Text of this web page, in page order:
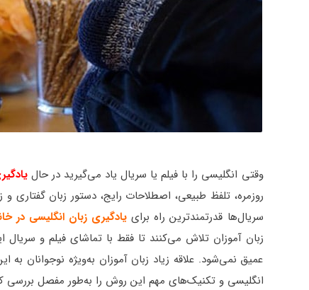
وقتی انگلیسی را با فیلم یا سریال یاد می‌گیرید در حال
روزمره، تلفظ طبیعی، اصطلاحات رایج، دستور زبان
سریال‌ها قدرتمندترین راه برای یادگیری زبان انگلیسی در
زبان آموزان تلاش می‌کنند تا فقط با تماشای فیلم و سریال
عمیق نمی‌شود. علاقه زیاد زبان آموزان به‌ویژه نوجوانان
انگلیسی و تکنیک‌های مهم این روش را به‌طور مفصل بررسی